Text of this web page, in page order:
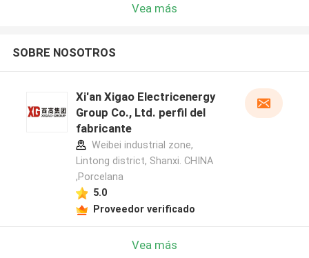
Vea más
SOBRE NOSOTROS
Xi'an Xigao Electricenergy
Group Co., Ltd. perfil del
fabricante
Weibei industrial zone,
Lintong district, Shanxi. CHINA
,Porcelana
5.0
Proveedor verificado
Vea más